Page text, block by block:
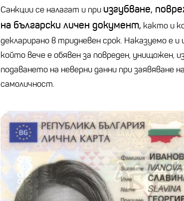
Санкции се налагат и при изгубване,
на български личен документ, както и
декларирано в тридневен срок. Наказуемо е
който вече е обявен за повреден, унищожен,
подаването на неверни данни при заявяване
самоличност.